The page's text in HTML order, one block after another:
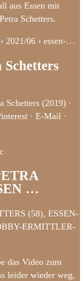
aus Essen mit
Schetters.
2021/06 › essen-…
(2019) ·
· E-Mail ·
…
(58), ESSEN-
ERMITTLER-
das Video zum
leider wieder weg,